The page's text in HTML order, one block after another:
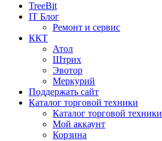
TreeBit
IT Блог
Ремонт и сервис
ККТ
Атол
Штрих
Эвотор
Меркурий
Поддержать сайт
Каталог торговой техники
Каталог торговой техники
Мой аккаунт
Корзина